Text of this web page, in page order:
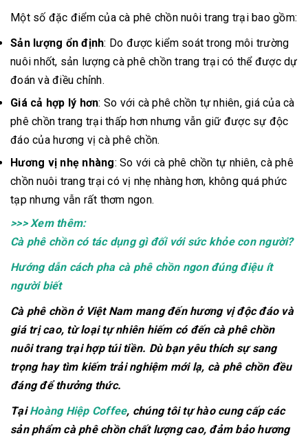
Một số đặc điểm của cà phê chồn nuôi trang trại bao gồm:
Sản lượng ổn định: Do được kiểm soát trong môi trường
nuôi nhốt, sản lượng cà phê chồn trang trại có thể được dự
đoán và điều chỉnh.
Giá cả hợp lý hơn: So với cà phê chồn tự nhiên, giá của cà
phê chồn trang trại thấp hơn nhưng vẫn giữ được sự độc
đáo của hương vị cà phê chồn.
Hương vị nhẹ nhàng: So với cà phê chồn tự nhiên, cà phê
chồn nuôi trang trại có vị nhẹ nhàng hơn, không quá phức
tạp nhưng vẫn rất thơm ngon.
>>> Xem thêm:
Cà phê chồn có tác dụng gì đối với sức khỏe con người?
Hướng dẫn cách pha cà phê chồn ngon đúng điệu ít
người biết
Cà phê chồn ở Việt Nam mang đến hương vị độc đáo và
giá trị cao, từ loại tự nhiên hiếm có đến cà phê chồn
nuôi trang trại hợp túi tiền. Dù bạn yêu thích sự sang
trọng hay tìm kiếm trải nghiệm mới lạ, cà phê chồn đều
đáng để thưởng thức.
TạiHoàng Hiệp Coffee, chúng tôi tự hào cung cấp các
sản phẩm cà phê chồn chất lượng cao, đảm bảo hương